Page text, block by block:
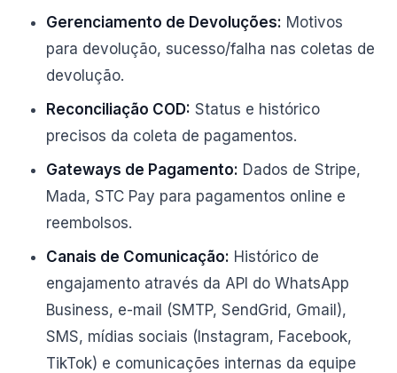
Gerenciamento de Devoluções: Motivos
para devolução, sucesso/falha nas coletas de
devolução.
Reconciliação COD: Status e histórico
precisos da coleta de pagamentos.
Gateways de Pagamento: Dados de Stripe,
Mada, STC Pay para pagamentos online e
reembolsos.
Canais de Comunicação: Histórico de
engajamento através da API do WhatsApp
Business, e-mail (SMTP, SendGrid, Gmail),
SMS, mídias sociais (Instagram, Facebook,
TikTok) e comunicações internas da equipe